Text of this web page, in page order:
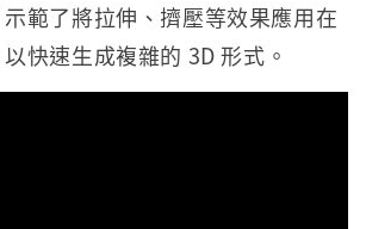
範了將拉伸、擠壓等效果應用在
快速生成複雜的 3D 形式。